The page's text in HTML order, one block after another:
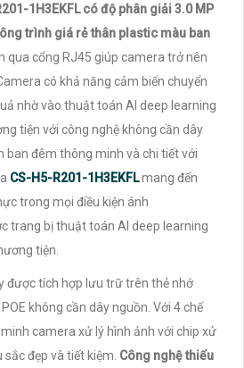
1H3EKFL có độ phân giải 3.0 MP
trình giá rẻ thân plastic màu ban
qua cổng RJ45 giúp camera trở nên
có khả năng cảm biến chuyển
nhờ vào thuật toán AI deep learning
tiện với công nghệ không cần dây
ban đêm thông minh và chi tiết với
CS-H5-R201-1H3EKFLmang đến
trong mọi điều kiện ánh
trang bị thuật toán AI deep learning
tiện.
được tích hợp lưu trữ trên thẻ nhớ
không cần dây nguồn. Với 4 chế
camera xử lý hình ảnh với chip xử
đẹp và tiết kiệm. Công nghệ thiếu